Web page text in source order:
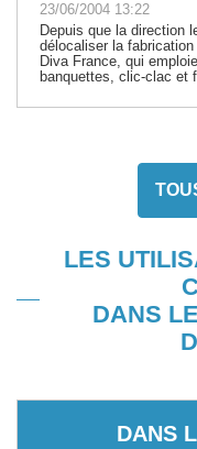
23/06/2004 13:22
Depuis que la direction
délocaliser la
Diva France, qui
banquettes, clic-clac et
LES
DANS
DANS